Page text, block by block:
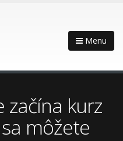
Menu
začína kurz
môžete